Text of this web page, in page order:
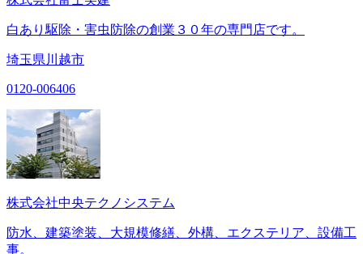
白あり駆除・害虫防除の創業３０年の専門店です。
埼玉県川越市
0120-006406
株式会社中央テクノシステム
防水、建築塗装、大規模修繕、外構、エクステリア、設備工
事。